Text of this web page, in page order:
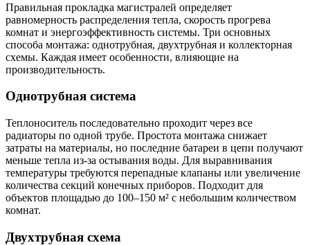
Правильная прокладка магистралей определяет
равномерность распределения тепла, скорость прогрева
комнат и энергоэффективность системы. Три основных
способа монтажа: однотрубная, двухтрубная и коллекторная
схемы. Каждая имеет особенности, влияющие на
производительность.
Однотрубная система
Теплоноситель последовательно проходит через все
радиаторы по одной трубе. Простота монтажа снижает
затраты на материалы, но последние батареи в цепи получают
меньше тепла из-за остывания воды. Для выравнивания
температуры требуются перепадные клапаны или увеличение
количества секций конечных приборов. Подходит для
объектов площадью до 100–150 м² с небольшим количеством
комнат.
Двухтрубная схема